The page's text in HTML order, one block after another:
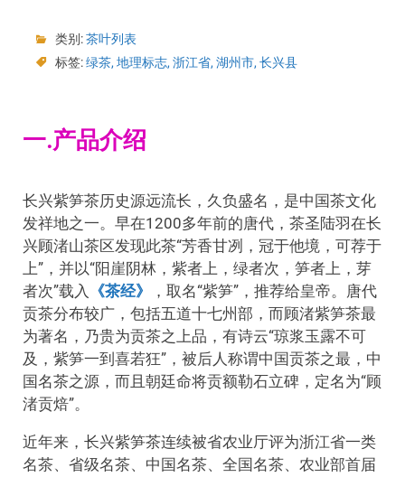
类别:茶叶列表
标签:绿茶, 地理标志, 浙江省, 湖州市, 长兴县
一.产品介绍
长兴紫笋茶历史源远流长，久负盛名，是中国茶文化
发祥地之一。早在1200多年前的唐代，茶圣陆羽在长
兴顾渚山茶区发现此茶“芳香甘冽，冠于他境，可荐于
上”，并以“阳崖阴林，紫者上，绿者次，笋者上，芽
者次”载入 《茶经》
，取名“紫笋”，推荐给皇帝。唐代
贡茶分布较广，包括五道十七州部，而顾渚紫笋茶最
为著名，乃贵为贡茶之上品，有诗云“琼浆玉露不可
及，紫笋一到喜若狂”，被后人称谓中国贡茶之最，中
国名茶之源，而且朝廷命将贡额勒石立碑，定名为“顾
渚贡焙”。
近年来，长兴紫笋茶连续被省农业厅评为浙江省一类
名茶、省级名茶、中国名茶、全国名茶、农业部首届